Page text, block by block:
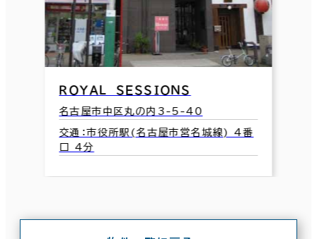
ＲＯＹＡＬ ＳＥＳＳＩＯＮＳ
名古屋市中区丸の内3-5-40
交通：市役所駅(名古屋市営名城線) 4番
口 4分